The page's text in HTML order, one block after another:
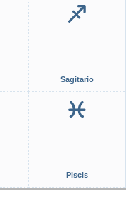
Sagitario
Piscis